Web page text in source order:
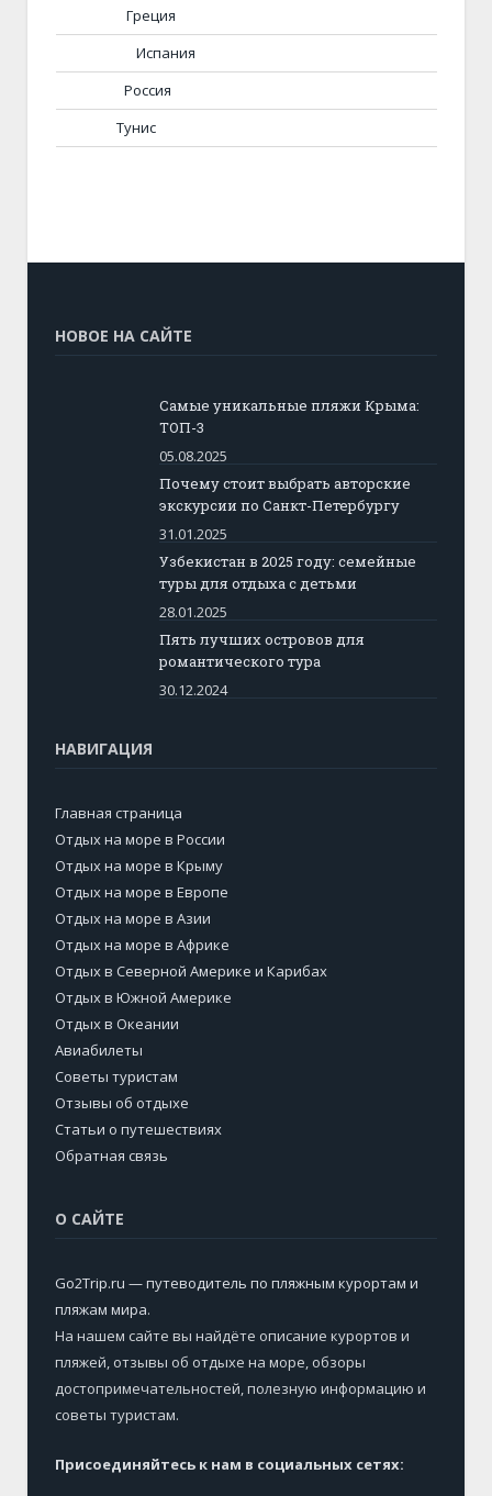
Греция
Испания
Россия
Тунис
НОВОЕ НА САЙТЕ
Самые уникальные пляжи Крыма:
ТОП-3
05.08.2025
Почему стоит выбрать авторские
экскурсии по Санкт-Петербургу
31.01.2025
Узбекистан в 2025 году: семейные
туры для отдыха с детьми
28.01.2025
Пять лучших островов для
романтического тура
30.12.2024
НАВИГАЦИЯ
Главная страница
Отдых на море в России
Отдых на море в Крыму
Отдых на море в Европе
Отдых на море в Азии
Отдых на море в Африке
Отдых в Северной Америке и Карибах
Отдых в Южной Америке
Отдых в Океании
Авиабилеты
Советы туристам
Отзывы об отдыхе
Статьи о путешествиях
Обратная связь
О САЙТЕ
Go2Trip.ru — путеводитель по пляжным курортам и
пляжам мира.
На нашем сайте вы найдёте описание курортов и
пляжей, отзывы об отдыхе на море, обзоры
достопримечательностей, полезную информацию и
советы туристам.
Присоединяйтесь к нам в социальных сетях: